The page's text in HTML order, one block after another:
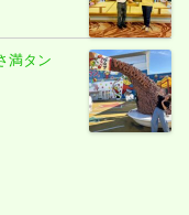
満タン